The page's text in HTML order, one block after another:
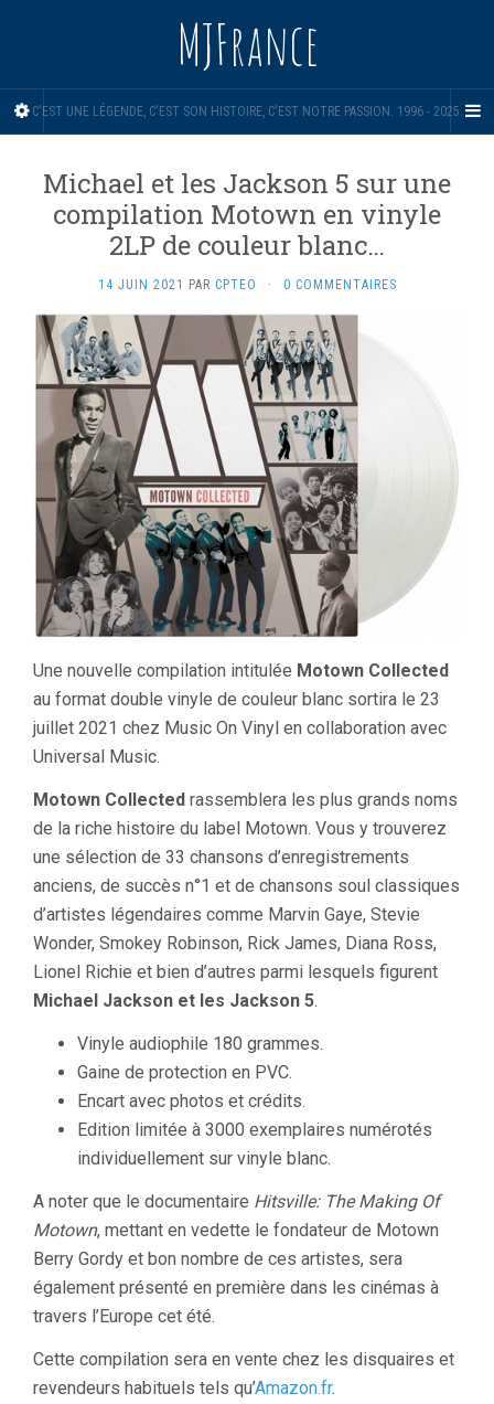
MJFrance
C'EST UNE LÉGENDE, C'EST SON HISTOIRE, C'EST NOTRE PASSION. 1996 - 2025.
Michael et les Jackson 5 sur une
compilation Motown en vinyle
2LP de couleur blanc…
14 JUIN 2021 PAR CPTEO · 0 COMMENTAIRES
Une nouvelle compilation intitulée Motown Collected
au format double vinyle de couleur blanc sortira le 23
juillet 2021 chez Music On Vinyl en collaboration avec
Universal Music.
Motown Collected rassemblera les plus grands noms
de la riche histoire du label Motown. Vous y trouverez
une sélection de 33 chansons d’enregistrements
anciens, de succès n°1 et de chansons soul classiques
d’artistes légendaires comme Marvin Gaye, Stevie
Wonder, Smokey Robinson, Rick James, Diana Ross,
Lionel Richie et bien d’autres parmi lesquels figurent
Michael Jackson et les Jackson 5.
Vinyle audiophile 180 grammes.
Gaine de protection en PVC.
Encart avec photos et crédits.
Edition limitée à 3000 exemplaires numérotés
individuellement sur vinyle blanc.
A noter que le documentaire Hitsville: The Making Of
Motown, mettant en vedette le fondateur de Motown
Berry Gordy et bon nombre de ces artistes, sera
également présenté en première dans les cinémas à
travers l’Europe cet été.
Cette compilation sera en vente chez les disquaires et
revendeurs habituels tels qu’Amazon.fr.